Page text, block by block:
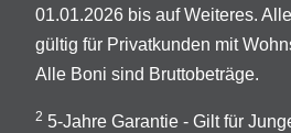
01.01.2026 bis auf Weiteres.
gültig für Privatkunden mit
Alle Boni sind Bruttobeträge.
2 5-Jahre Garantie - Gilt für